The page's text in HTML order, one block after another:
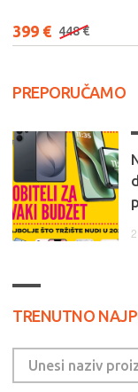
399 € 448 €
PREPORUČAMO
TRENUTNO